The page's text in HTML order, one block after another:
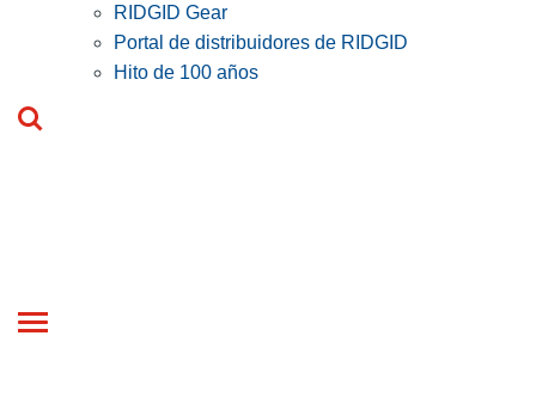
RIDGID Gear
Portal de distribuidores de RIDGID
Hito de 100 años
Toggle